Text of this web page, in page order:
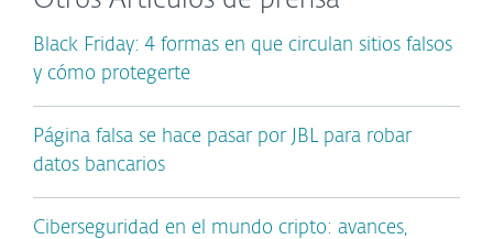
Black Friday: 4 formas en que circulan sitios falsos
y cómo protegerte
Página falsa se hace pasar por JBL para robar
datos bancarios
Ciberseguridad en el mundo cripto: avances,